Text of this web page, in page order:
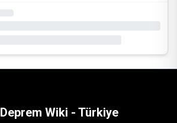
Deprem Wiki - Türkiye